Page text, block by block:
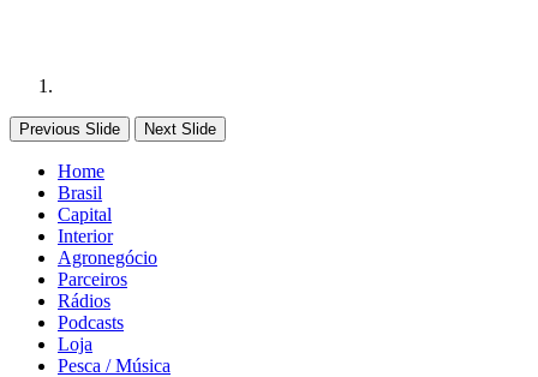
Previous Slide Next Slide
Home
Brasil
Capital
Interior
Agronegócio
Parceiros
Rádios
Podcasts
Loja
Pesca / Música